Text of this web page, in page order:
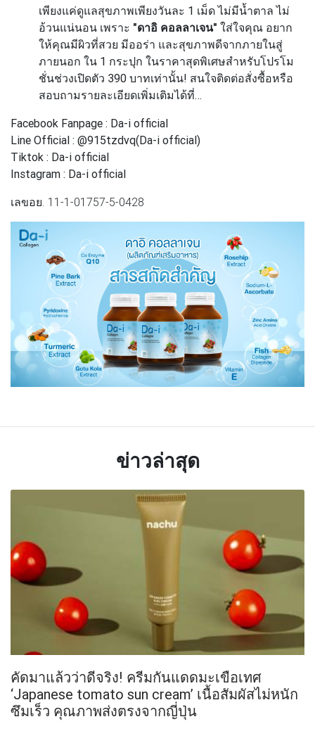
เพียงแค่ดูแลสุขภาพเพียงวันละ 1 เม็ด ไม่มีน้ำตาล ไม่
อ้วนแน่นอน เพราะ "ดาอิ คอลลาเจน" ใส่ใจคุณ อยาก
ให้คุณมีผิวที่สวย มีออร่า และสุขภาพดีจากภายในสู่
ภายนอก ใน 1 กระปุก ในราคาสุดพิเศษสำหรับโปรโม
ชั่นช่วงเปิดตัว 390 บาทเท่านั้น! สนใจติดต่อสั่งซื้อหรือ
สอบถามรายละเอียดเพิ่มเติมได้ที่…
Facebook Fanpage : Da-i official
Line Official : @915tzdvq(Da-i official)
Tiktok : Da-i official
Instagram : Da-i official
เลขอย. 11-1-01757-5-0428
ข่าวล่าสุด
คัดมาแล้วว่าดีจริง! ครีมกันแดดมะเขือเทศ
‘Japanese tomato sun cream’ เนื้อสัมผัสไม่หนัก
ซึมเร็ว คุณภาพส่งตรงจากญี่ปุ่น